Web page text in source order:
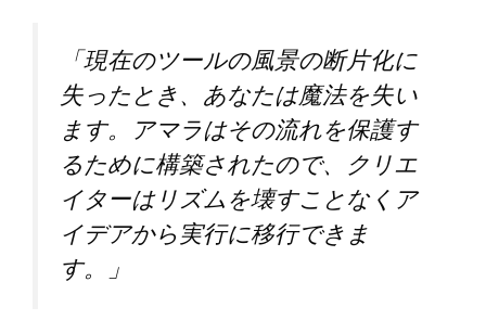
「現在のツールの風景の断片化に
失ったとき、あなたは魔法を失い
ます。アマラはその流れを保護す
るために構築されたので、クリエ
イターはリズムを壊すことなくア
イデアから実行に移行できま
す。」